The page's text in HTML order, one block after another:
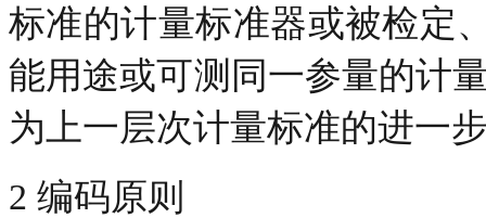
标准的计量标准器或被检定
能用途或可测同一参量的计
为上一层次计量标准的进一
2 编码原则